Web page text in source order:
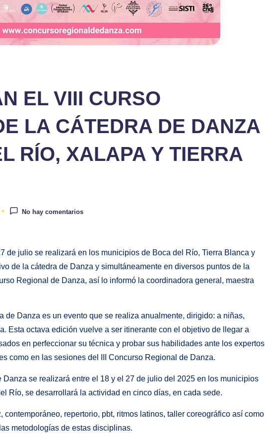
EL VIII CURSO
LA CÁTEDRA DE DANZA
RÍO, XALAPA Y TIERRA
No hay comentarios
de julio se realizará en los municipios de Boca del Río, Tierra Blanca y
de la cátedra de Danza y simultáneamente en diversos puntos de la
Regional de Danza, así lo informó la coordinadora general, maestra
de Danza es un evento que se realiza anualmente, dirigido: a niñas,
Esta octava edición vuelve a ser itinerante con el objetivo de llegar a
en perfeccionar su técnica y probar sus habilidades ante los expertos
como en las sesiones del III Concurso Regional de Danza.
Danza se realizará entre el 18 y el 27 de julio del 2025 en los municipios
Río, se desarrollará la actividad en cinco días, en cada sede.
contemporáneo, repertorio, pbt, ritmos latinos, taller coreográfico así como
metodologías de estas disciplinas.